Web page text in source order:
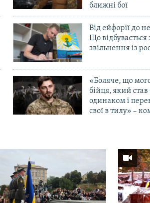
ближні бої
Від ейфорії до
Що відбувається
звільнення із
«Боляче, що
бійця, який
одинаком і
свої в тилу» –